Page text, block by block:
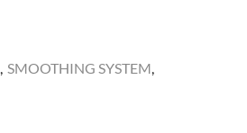
SMOOTHING SYSTEM